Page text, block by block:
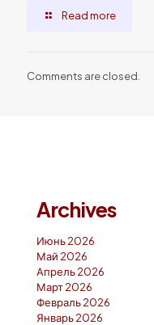
Read more
Comments are closed.
Archives
Июнь 2026
Май 2026
Апрель 2026
Март 2026
Февраль 2026
Январь 2026